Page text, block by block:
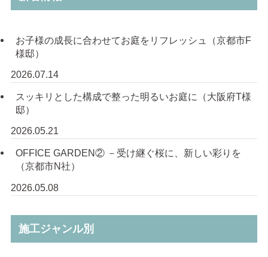
お子様の成長に合わせてお庭をリフレッシュ（京都市F
様邸）
2026.07.14
スッキリとした構成で整った明るいお庭に（大阪府T様
邸）
2026.05.21
OFFICE GARDEN② －受け継ぐ桜に、新しい彩りを
（京都市N社）
2026.05.08
施工ジャンル別